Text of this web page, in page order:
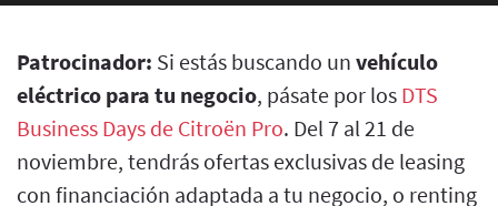
Patrocinador: Si estás buscando un vehículo
eléctrico para tu negocio, pásate por los DTS
Business Days de Citroën Pro. Del 7 al 21 de
noviembre, tendrás ofertas exclusivas de leasing
con financiación adaptada a tu negocio, o renting